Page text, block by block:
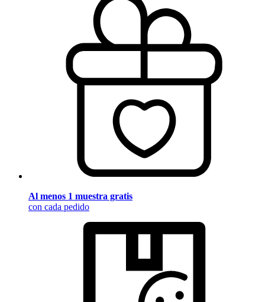
Al menos 1 muestra gratis
con cada pedido